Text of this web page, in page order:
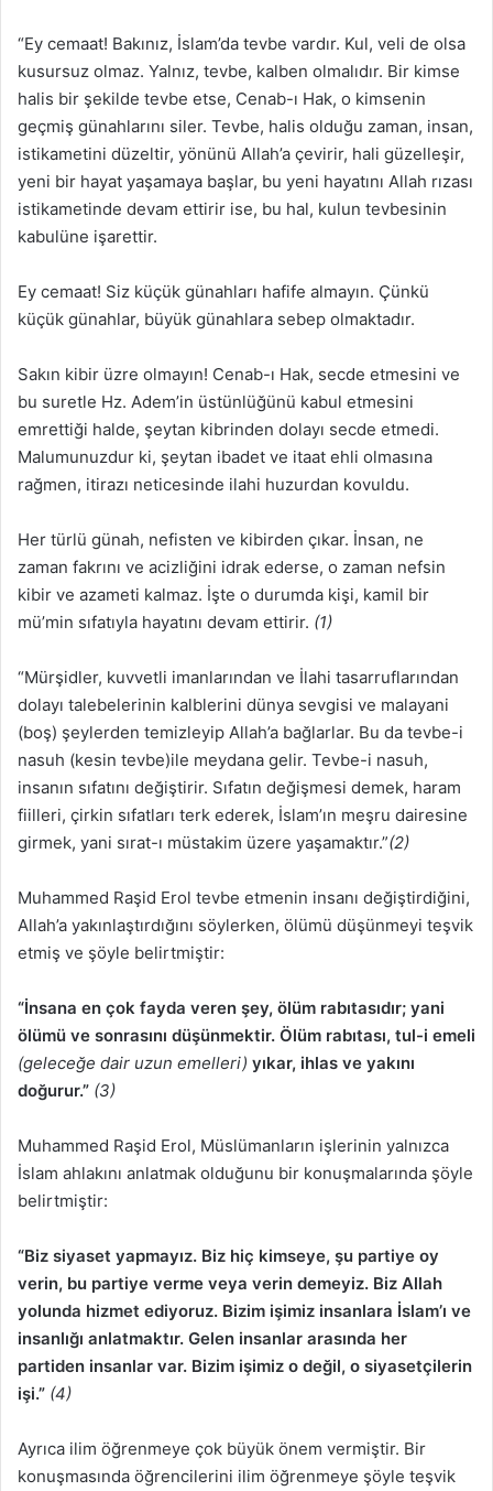
“Ey cemaat! Bakınız, İslam’da tevbe vardır. Kul, veli de olsa
kusursuz olmaz. Yalnız, tevbe, kalben olmalıdır. Bir kimse
halis bir şekilde tevbe etse, Cenab-ı Hak, o kimsenin
geçmiş günahlarını siler. Tevbe, halis olduğu zaman, insan,
istikametini düzeltir, yönünü Allah’a çevirir, hali güzelleşir,
yeni bir hayat yaşamaya başlar, bu yeni hayatını Allah rızası
istikametinde devam ettirir ise, bu hal, kulun tevbesinin
kabulüne işarettir.
Ey cemaat! Siz küçük günahları hafife almayın. Çünkü
küçük günahlar, büyük günahlara sebep olmaktadır.
Sakın kibir üzre olmayın! Cenab-ı Hak, secde etmesini ve
bu suretle Hz. Adem’in üstünlüğünü kabul etmesini
emrettiği halde, şeytan kibrinden dolayı secde etmedi.
Malumunuzdur ki, şeytan ibadet ve itaat ehli olmasına
rağmen, itirazı neticesinde ilahi huzurdan kovuldu.
Her türlü günah, nefisten ve kibirden çıkar. İnsan, ne
zaman fakrını ve acizliğini idrak ederse, o zaman nefsin
kibir ve azameti kalmaz. İşte o durumda kişi, kamil bir
mü’min sıfatıyla hayatını devam ettirir. (1)
“Mürşidler, kuvvetli imanlarından ve İlahi tasarruflarından
dolayı talebelerinin kalblerini dünya sevgisi ve malayani
(boş) şeylerden temizleyip Allah’a bağlarlar. Bu da tevbe-i
nasuh (kesin tevbe)ile meydana gelir. Tevbe-i nasuh,
insanın sıfatını değiştirir. Sıfatın değişmesi demek, haram
fiilleri, çirkin sıfatları terk ederek, İslam’ın meşru dairesine
girmek, yani sırat-ı müstakim üzere yaşamaktır.”(2)
Muhammed Raşid Erol tevbe etmenin insanı değiştirdiğini,
Allah’a yakınlaştırdığını söylerken, ölümü düşünmeyi teşvik
etmiş ve şöyle belirtmiştir:
“İnsana en çok fayda veren şey, ölüm rabıtasıdır; yani
ölümü ve sonrasını düşünmektir. Ölüm rabıtası, tul-i emeli
(geleceğe dair uzun emelleri) yıkar, ihlas ve yakını
doğurur.” (3)
Muhammed Raşid Erol, Müslümanların işlerinin yalnızca
İslam ahlakını anlatmak olduğunu bir konuşmalarında şöyle
belirtmiştir:
“Biz siyaset yapmayız. Biz hiç kimseye, şu partiye oy
verin, bu partiye verme veya verin demeyiz. Biz Allah
yolunda hizmet ediyoruz. Bizim işimiz insanlara İslam’ı ve
insanlığı anlatmaktır. Gelen insanlar arasında her
partiden insanlar var. Bizim işimiz o değil, o siyasetçilerin
işi.” (4)
Ayrıca ilim öğrenmeye çok büyük önem vermiştir. Bir
konuşmasında öğrencilerini ilim öğrenmeye şöyle teşvik